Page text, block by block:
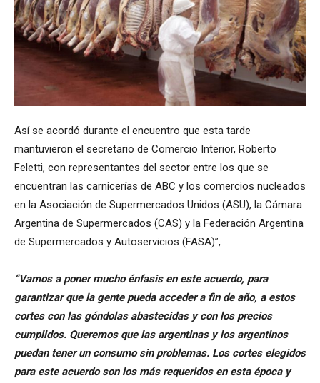
Así se acordó durante el encuentro que esta tarde
mantuvieron el secretario de Comercio Interior, Roberto
Feletti, con representantes del sector entre los que se
encuentran las carnicerías de ABC y los comercios nucleados
en la Asociación de Supermercados Unidos (ASU), la Cámara
Argentina de Supermercados (CAS) y la Federación Argentina
de Supermercados y Autoservicios (FASA)”,
“Vamos a poner mucho énfasis en este acuerdo, para
garantizar que la gente pueda acceder a fin de año, a estos
cortes con las góndolas abastecidas y con los precios
cumplidos. Queremos que las argentinas y los argentinos
puedan tener un consumo sin problemas. Los cortes elegidos
para este acuerdo son los más requeridos en esta época y